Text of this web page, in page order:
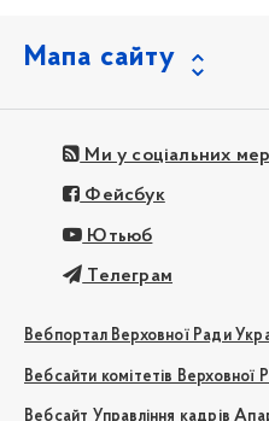
Мапа сайту
Ми у соціальних
Фейсбук
Ютьюб
Телеграм
Вебпортал Верховної Ради
Вебсайти комітетів Верховної
Вебсайт Управління кадрів